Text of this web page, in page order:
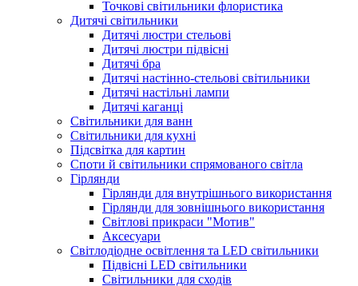
Точкові світильники флористика
Дитячі світильники
Дитячі люстри стельові
Дитячі люстри підвісні
Дитячі бра
Дитячі настінно-стельові світильники
Дитячі настільні лампи
Дитячі каганці
Світильники для ванн
Світильники для кухні
Підсвітка для картин
Споти й світильники спрямованого світла
Гірлянди
Гірлянди для внутрішнього використання
Гірлянди для зовнішнього використання
Світлові прикраси "Мотив"
Аксесуари
Світлодіодне освітлення та LED світильники
Підвісні LED світильники
Світильники для сходів